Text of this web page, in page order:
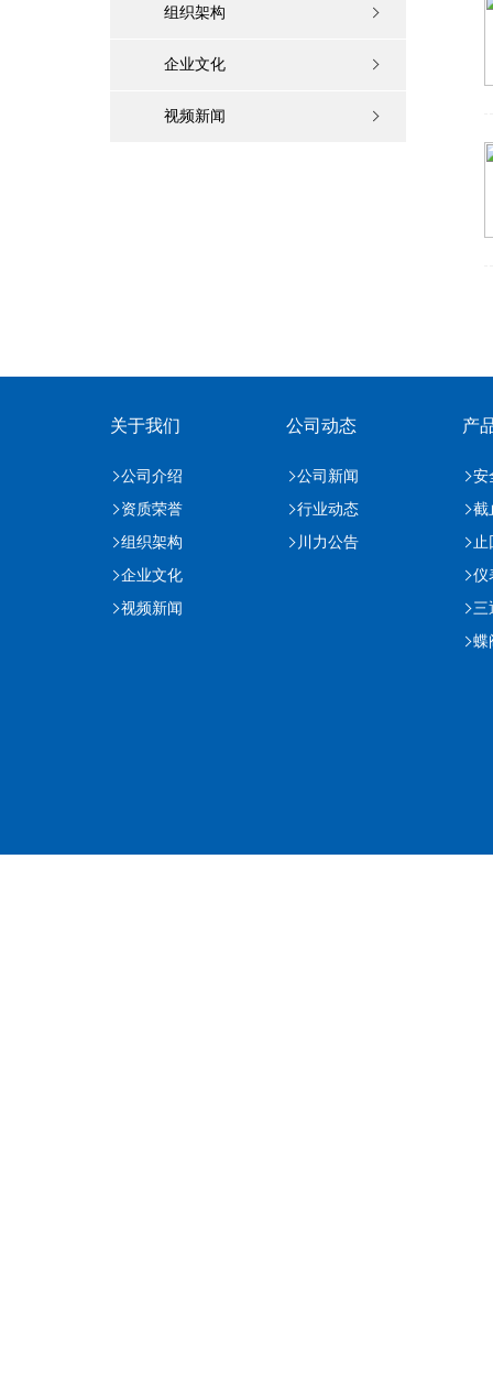
组织架构
企业文化
视频新闻
关于我们
公司介绍
资质荣誉
组织架构
企业文化
视频新闻
公司动态
公司新闻
行业动态
川力公告
产
安
截
止
仪
三
蝶